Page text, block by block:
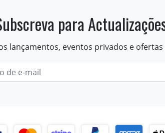
para
lançamentos, eventos privados e